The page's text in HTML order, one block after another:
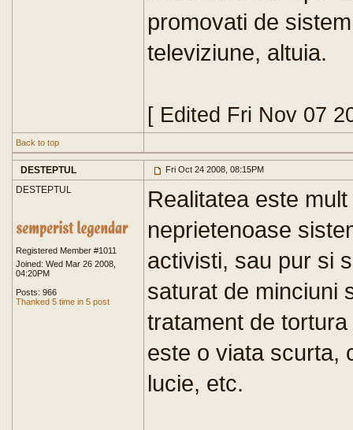
promovati de
televiziune, altuia.
[ Edited Fri Nov 07
Back to top
DESTEPTUL Fri Oct 24 2008, 08:15PM
DESTEPTUL
Registered Member #1011
Joined: Wed Mar 26 2008,
04:20PM
Posts: 966
Thanked 5 time in 5 post
Realitatea este
neprietenoase
activisti, sau pur si
saturat de minciuni
tratament de
este o viata scurta,
lucie, etc.